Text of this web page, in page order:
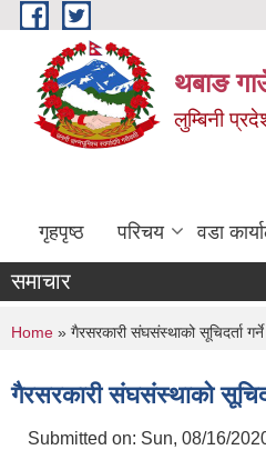
Skip to main content
थबाङ
लुम्बिनी
गृहपृष्ठ परिचय वडा
समाचार
You are here
Home » गैरसरकारी संघसंस्थाको सूचिदर्ता
गैरसरकारी संघसंस्थाको
Submitted on: Sun, 08/16/